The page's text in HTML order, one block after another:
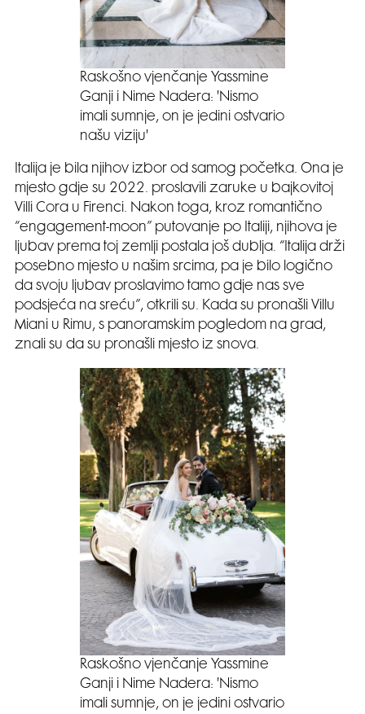
Raskošno vjenčanje Yassmine
Ganji i Nime Nadera: 'Nismo
imali sumnje, on je jedini ostvario
našu viziju'
Italija je bila njihov izbor od samog početka. Ona je
mjesto gdje su 2022. proslavili zaruke u bajkovitoj
Villi Cora u Firenci. Nakon toga, kroz romantično
“engagement-moon” putovanje po Italiji, njihova je
ljubav prema toj zemlji postala još dublja. “Italija drži
posebno mjesto u našim srcima, pa je bilo logično
da svoju ljubav proslavimo tamo gdje nas sve
podsjeća na sreću”, otkrili su. Kada su pronašli Villu
Miani u Rimu, s panoramskim pogledom na grad,
znali su da su pronašli mjesto iz snova.
Raskošno vjenčanje Yassmine
Ganji i Nime Nadera: 'Nismo
imali sumnje, on je jedini ostvario